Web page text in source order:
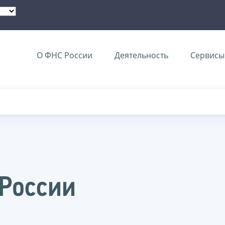
О ФНС России Деятельность Сервисы